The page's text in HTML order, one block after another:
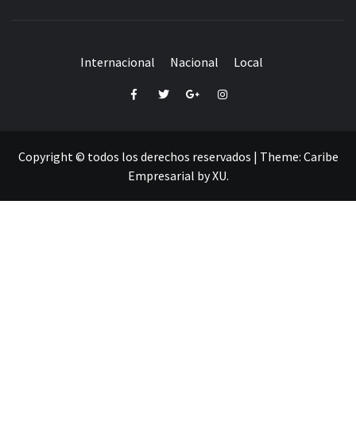
Internacional Nacional Local
FacebookTwitterGoogle+Instagram
Copyright © todos los derechos reservados | Theme: Caribe
Empresarial byXU.